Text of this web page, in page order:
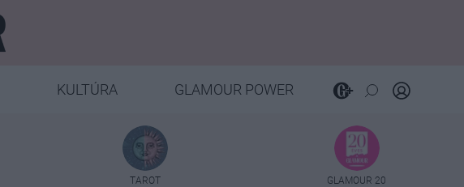
KULTÚRA GLAMOUR POWER
TAROT GLAMOUR 20